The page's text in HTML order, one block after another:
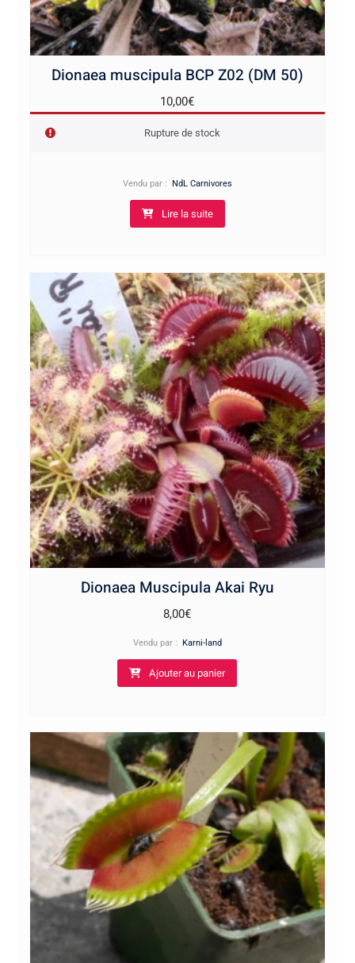
Dionaea muscipula BCP Z02 (DM 50)
10,00€
Rupture de stock
Vendu par : NdL Carnivores
Lire la suite
Dionaea Muscipula Akai Ryu
8,00€
Vendu par : Karni-land
Ajouter au panier